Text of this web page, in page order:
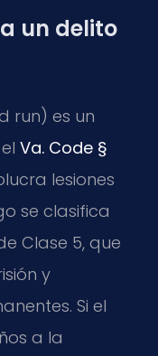
un delito
run) es un
Va. Code §
lesiones
se clasifica
Clase 5, que
y
Si el
a la